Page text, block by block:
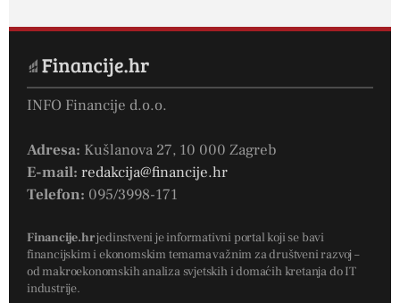
INFO Financije d.o.o.
Adresa: Kušlanova 27, 10 000 Zagreb
E-mail: redakcija@financije.hr
Telefon: 095/3998-171
Financije.hrjedinstveni je informativni portal koji se bavi
financijskim i ekonomskim temama važnim za društveni razvoj –
od makroekonomskih analiza svjetskih i domaćih kretanja do IT
industrije.